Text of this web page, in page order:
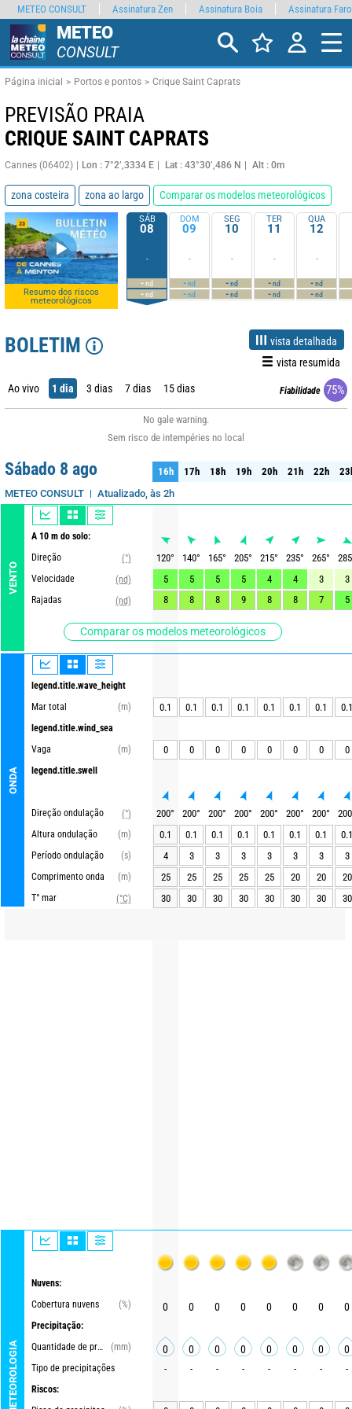
METEO
CONSULT
Página inicial Portos e pontos Crique Saint Caprats
PREVISÃO PRAIA
CRIQUE SAINT CAPRATS
Cannes (06402) Lon : 7°2’,3334 E Lat : 43°30’,486 N Alt : 0m
zona costeira zona ao largo Comparar os modelos meteorológicos
Resumo dos riscos
meteorológicos
SÁB
08
-
-nd
-nd
DOM
09
-
-nd
-nd
SEG
10
-
-nd
-nd
TER
11
-
-nd
-nd
QUA
12
-
-nd
-nd
BOLETIM
vista detalhada
vista resumida
Ao vivo 1 dia 3 dias 7 dias 15 dias Fiabilidade 75%
No gale warning.
Sem risco de intempéries no local
Sábado 8 ago
METEO CONSULT Atualizado, às 2h
VENTO
A 10 m do solo:
Direção
(°)
Velocidade
(nd)
Rajadas
(nd)
Comparar os modelos meteorológicos
ONDA
legend.title.wave_height
Mar total
(m)
legend.title.wind_sea
Vaga
(m)
legend.title.swell
Direção ondulação
(°)
Altura ondulação
(m)
Período ondulação
(s)
Comprimento onda
(m)
T° mar
(°C)
METEOROLOGIA
Nuvens:
Cobertura nuvens
(%)
Precipitação:
Quantidade de precipitações
(mm)
Tipo de precipitações
Riscos:
16h 17h 18h 19h 20h 21h 22h
16h 17h 18h 19h 20h 21h 22h
120° 140° 165° 205° 215° 235° 265°
285
5
5 5 5 4 4 3
3
8
8 8 9 8 8 7 5
0.1 0.1 0.1 0.1 0.1 0.1 0.1 0.1
0 0 0 0 0 0 0 0
200° 200° 200° 200° 200° 200° 200°
200
0.1
0.1 0.1 0.1 0.1 0.1 0.1
0.1
4
3 3 3 3 3 3
3
25
25 25 25 25 20 20
20
30
30 30 30 30 30 30 30
0 0 0 0 0 0 0 0
0 0 0 0 0 0 0 0
- - - - - - - -
METEO CONSULT Assinatura Zen Assinatura Boia Assinatura